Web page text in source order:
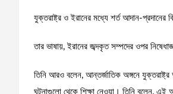
যুক্তরাষ্ট্র ও ইরানের মধ্যে শর্ত আদান-প্রদানের
তার ভাষায়, ইরানের জব্দকৃত সম্পদের ওপর
তিনি আরও বলেন, আন্তর্জাতিক অঙ্গনে
ঘটনাগুলো থেকে শিক্ষা নেওয়া। তিনি বলেন, এই